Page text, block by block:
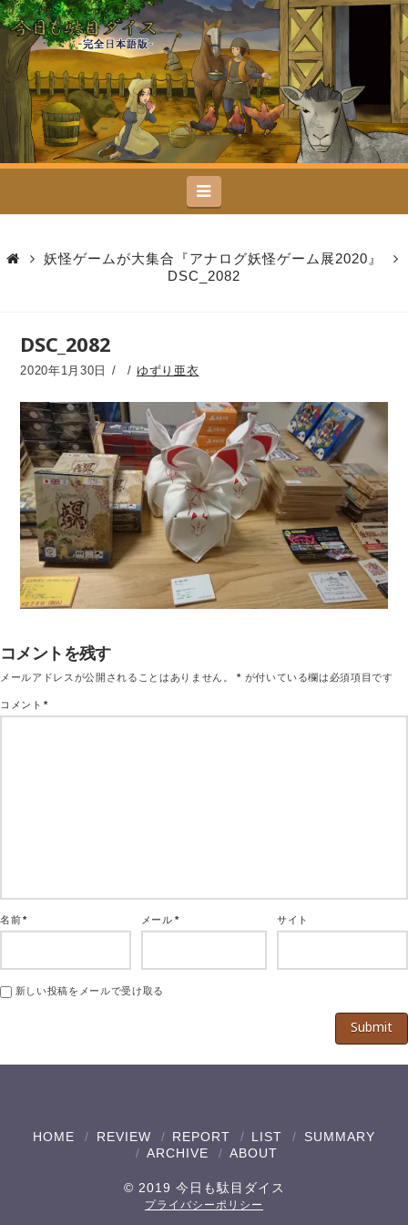
今
日
も
駄
目
ダ
ス
Navigation
妖怪ゲームが大集合『アナログ妖怪ゲーム展2020』
DSC_2082
DSC_2082
2020年1月30日 ゆずり亜衣
コメントを残す
メールアドレスが公開されることはありません。 * が付いている欄は必須項目です
コメント*
名前* メール* サイト
新しい投稿をメールで受け取る
HOME REVIEW REPORT LIST
SUMMARY
ARCHIVE
ABOUT
© 2019 今日も駄目ダイス
プライバシーポリシー